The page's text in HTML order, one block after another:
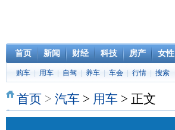
首页 新闻 财经 科技 房产 女性
购车 用车 自驾 养车 车会 行情 搜索
首页 > 汽车 > 用车 > 正文